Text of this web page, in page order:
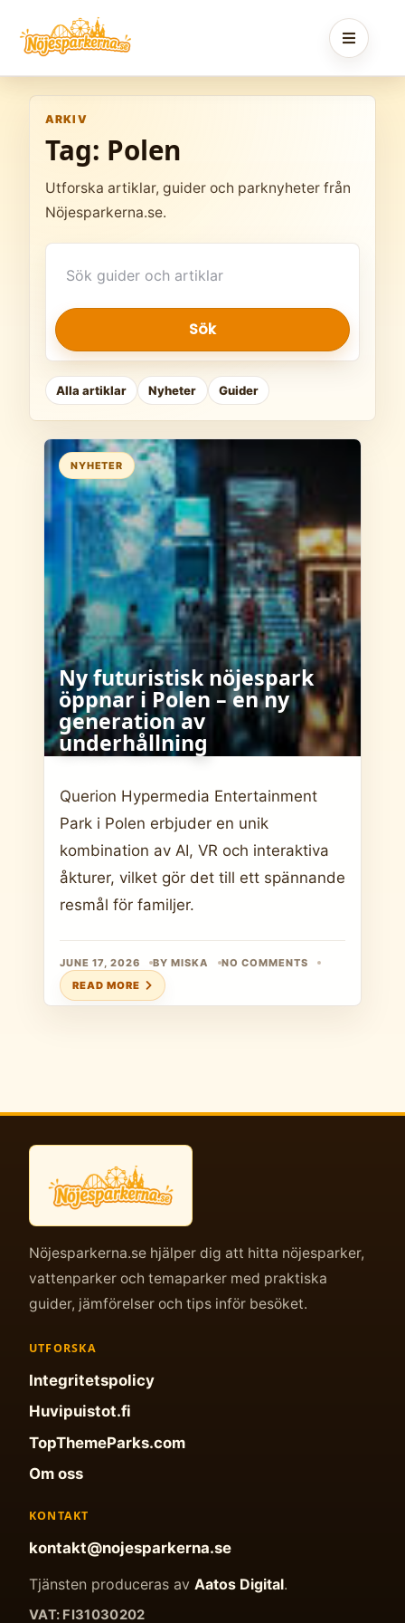
content
ARKIV
Tag: Polen
Utforska artiklar, guider och parknyheter från
Nöjesparkerna.se.
artiklar
Sök
Alla artiklar Nyheter Guider
NYHETER
Ny futuristisk nöjespark
öppnar i Polen – en ny
generation av
underhållning
Querion Hypermedia Entertainment
Park i Polen erbjuder en unik
kombination av AI, VR och interaktiva
åkturer, vilket gör det till ett spännande
resmål för familjer.
JUNE 17, 2026 BY MISKA
NO COMMENTS
READ MORE
Nöjesparkerna.se hjälper dig att hitta nöjesparker,
vattenparker och temaparker med praktiska
guider, jämförelser och tips inför besöket.
UTFORSKA
Integritetspolicy
Huvipuistot.fi
TopThemeParks.com
Om oss
KONTAKT
kontakt@nojesparkerna.se
Tjänsten produceras av Aatos Digital.
VAT: FI31030202